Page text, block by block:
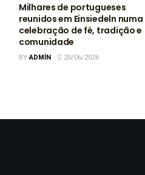
Milhares de portugueses
reunidos em Einsiedeln numa
celebração de fé, tradição e
comunidade
BYADMIN 20/06/2026